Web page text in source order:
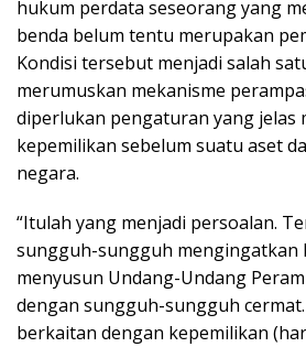
hukum perdata seseorang yang
benda belum tentu merupakan
Kondisi tersebut menjadi salah
merumuskan mekanisme
diperlukan pengaturan yang jelas
kepemilikan sebelum suatu aset
negara.
“Itulah yang menjadi persoalan.
sungguh-sungguh mengingatkan
menyusun Undang-Undang
dengan sungguh-sungguh
berkaitan dengan kepemilikan